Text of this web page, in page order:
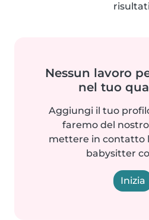
Nessun lavoro
nel tuo
Aggiungi il tuo
faremo del
mettere in contatto
babysitter
Inizia